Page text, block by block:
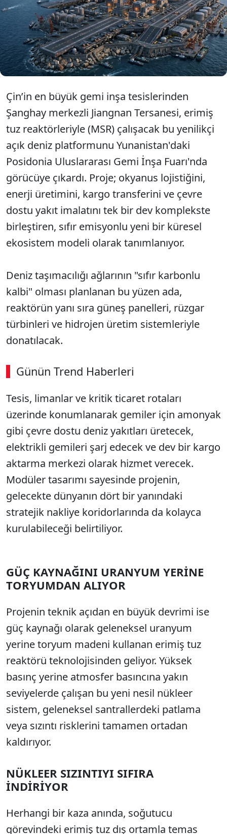
bozacak, bilim kurgu filmlerini
aratmayan devasa bir nükleer yüzen
ada projesini tanıttı.
Çin’in en büyük gemi inşa tesislerinden
Şanghay merkezli Jiangnan Tersanesi, erimiş
tuz reaktörleriyle (MSR) çalışacak bu yenilikçi
açık deniz platformunu Yunanistan'daki
Posidonia Uluslararası Gemi İnşa Fuarı'nda
görücüye çıkardı. Proje; okyanus lojistiğini,
enerji üretimini, kargo transferini ve çevre
dostu yakıt imalatını tek bir dev komplekste
birleştiren, sıfır emisyonlu yeni bir küresel
ekosistem modeli olarak tanımlanıyor.
Deniz taşımacılığı ağlarının "sıfır karbonlu
kalbi" olması planlanan bu yüzen ada,
reaktörün yanı sıra güneş panelleri, rüzgar
türbinleri ve hidrojen üretim sistemleriyle
donatılacak.
Günün Trend Haberleri
SÖZCÜ SON DAKİKA
Tesis, limanlar ve kritik ticaret rotaları
üzerinde konumlanarak gemiler için amonyak
gibi çevre dostu deniz yakıtları üretecek,
elektrikli gemileri şarj edecek ve dev bir kargo
aktarma merkezi olarak hizmet verecek.
Modüler tasarımı sayesinde projenin,
gelecekte dünyanın dört bir yanındaki
stratejik nakliye koridorlarında da kolayca
kurulabileceği belirtiliyor.
GÜÇ KAYNAĞINI URANYUM YERİNE
TORYUMDAN ALIYOR
Projenin teknik açıdan en büyük devrimi ise
güç kaynağı olarak geleneksel uranyum
yerine toryum madeni kullanan erimiş tuz
reaktörü teknolojisinden geliyor. Yüksek
basınç yerine atmosfer basıncına yakın
seviyelerde çalışan bu yeni nesil nükleer
sistem, geleneksel santrallerdeki patlama
veya sızıntı risklerini tamamen ortadan
kaldırıyor.
NÜKLEER SIZINTIYI SIFIRA
İNDİRİYOR
Herhangi bir kaza anında, soğutucu
görevindeki erimiş tuz dış ortamla temas